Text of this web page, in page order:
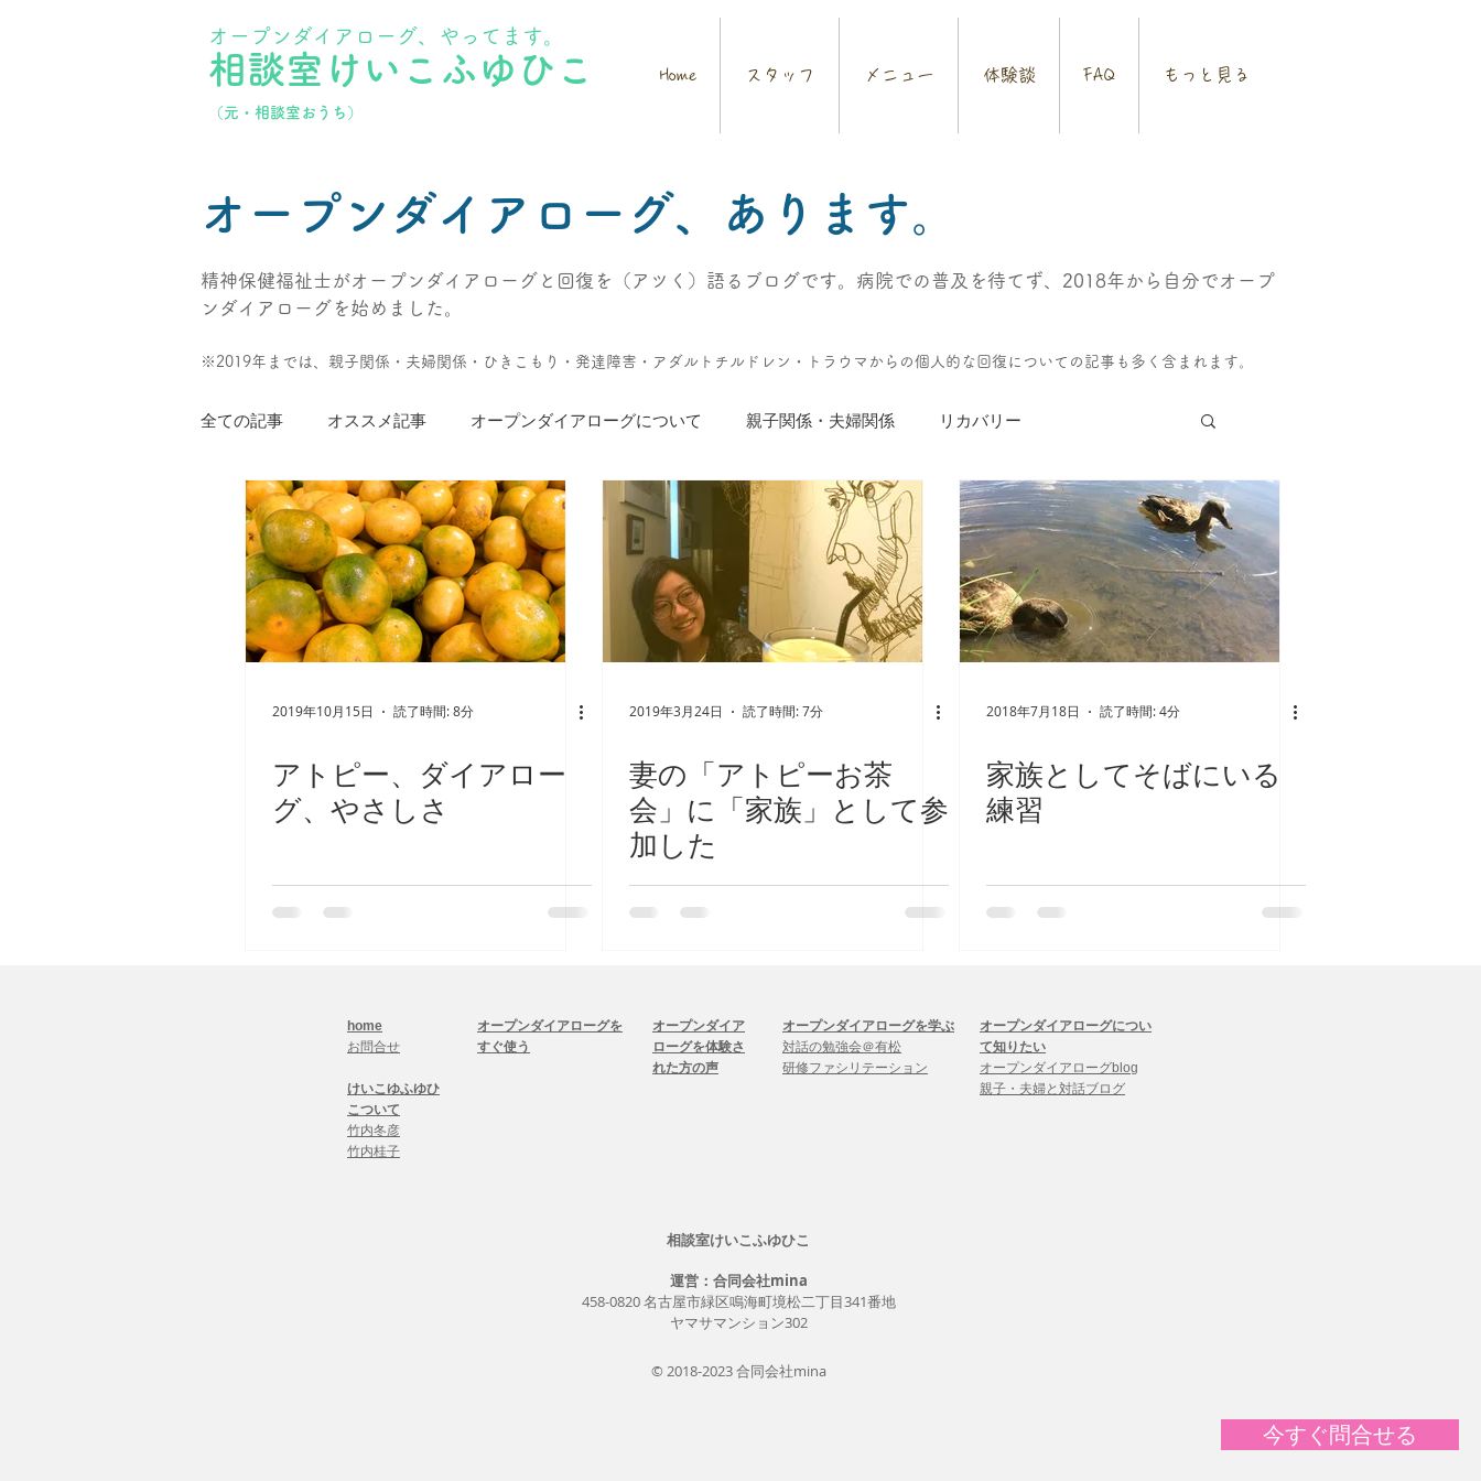
オープンダイアローグ、やってます。
相談室けいこふゆひこ
​（元・相談室おうち）
Home スタッフ メニュー 体験談 FAQ もっと見る
オープンダイアローグ、あります。
精神保健福祉士がオープンダイアローグと回復を（アツく）語るブログです。病院での普及を待てず、2018年から自分でオープ
ンダイアローグを始めました。
※2019年までは、親子関係・夫婦関係・ひきこもり・発達障害・アダルトチルドレン・トラウマからの個人的な回復についての記事も多く含まれます。
全ての記事 オススメ記事 オープンダイアローグについて 親子関係・夫婦関係 リカバリー
私たちについて 個人的な体験（回復・ひきこもり・AC・燃え尽き） アトピー
2019年10月15日 読了時間: 8分
アトピー、ダイアロー
グ、やさしさ
2019年3月24日 読了時間: 7分
妻の「アトピーお茶
会」に「家族」として参
加した
2018年7月18日 読了時間: 4分
家族としてそばにいる
練習
今すぐ問合せる
home
お問合せ
けいこゆふゆひ
こついて
竹内冬彦
竹内桂子
​オープンダイアローグを
すぐ使う
オープンダイア
ローグを体験さ
れた方の声
​オープンダイアローグを学ぶ
対話の勉強会＠有松
研修ファシリテーション
​オープンダイアローグについ
て知りたい
オープンダイアローグblog
親子・夫婦と対話ブログ
​相談室けいこふゆひこ
運営：合同会社mina
458-0820 名古屋市緑区鳴海町境松二丁目341番地
ヤマサマンション302
© 2018-2023 合同会社mina